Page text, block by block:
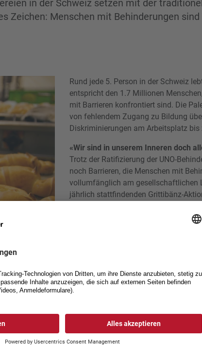
in der Schweiz setzen mit der
Zeichen: Menschen mit Behinderungen sind
Rund jede 5. Person in der Schweiz
entspricht den 1.7 Millionen
mit Barrieren konfrontiert sind. Die
von fehlendem Zugang zu Bildung
Diskriminierungen am Arbeitsplatz
«Wir sind in unserem Inneren doch
Trotz der Ratifizierung der UNO-
noch Barrieren, die Menschen mit
vollumfänglich am gesellschaftlichen
jährlich stattfindenden Grittibänz-
Deshalb produzieren Bäckerinnen
«Internationalen Tag der Menschen
Grittibänze. Wir Menschen wirken
wie die Grittibänze. Aber in unserem
Teig gmacht». Wir alle haben die
Träume. Und die gleichen Rechte!